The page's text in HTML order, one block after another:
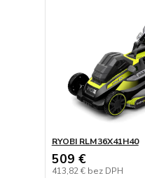
RYOBI RLM36X41H40
509 €
413,82 € bez DPH